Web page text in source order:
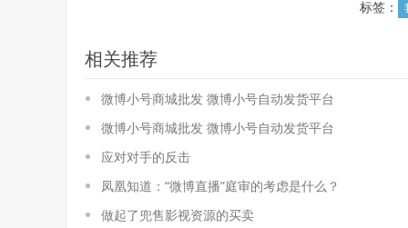
标签：
相关推荐
微博小号商城批发 微博小号自动发货平台
微博小号商城批发 微博小号自动发货平台
应对对手的反击
凤凰知道：“微博直播”庭审的考虑是什么？
做起了兜售影视资源的买卖